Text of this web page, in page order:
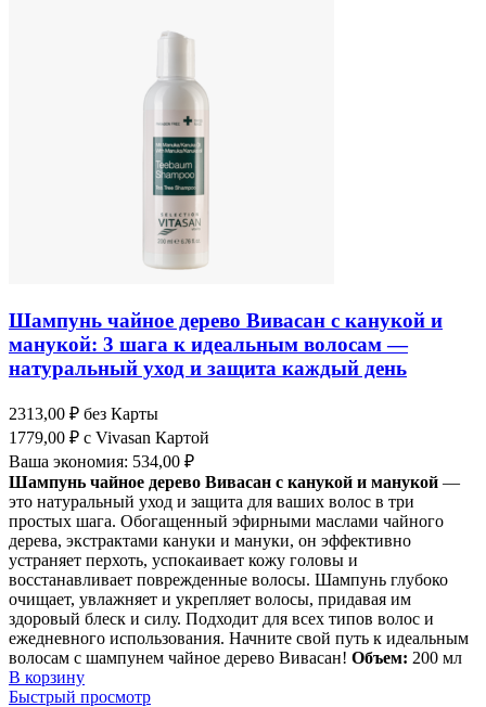
Шампунь чайное дерево Вивасан с канукой и
манукой: 3 шага к идеальным волосам —
натуральный уход и защита каждый день
2313,00 ₽ без Карты
1779,00 ₽ с Vivasan Картой
Ваша экономия: 534,00 ₽
Шампунь чайное дерево Вивасан с канукой и манукой —
это натуральный уход и защита для ваших волос в три
простых шага. Обогащенный эфирными маслами чайного
дерева, экстрактами кануки и мануки, он эффективно
устраняет перхоть, успокаивает кожу головы и
восстанавливает поврежденные волосы. Шампунь глубоко
очищает, увлажняет и укрепляет волосы, придавая им
здоровый блеск и силу. Подходит для всех типов волос и
ежедневного использования. Начните свой путь к идеальным
волосам с шампунем чайное дерево Вивасан! Объем: 200 мл
В корзину
Быстрый просмотр